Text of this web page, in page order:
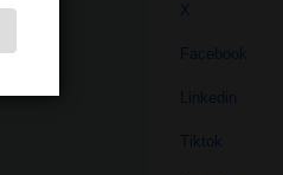
X
Facebook
Linkedin
Tiktok